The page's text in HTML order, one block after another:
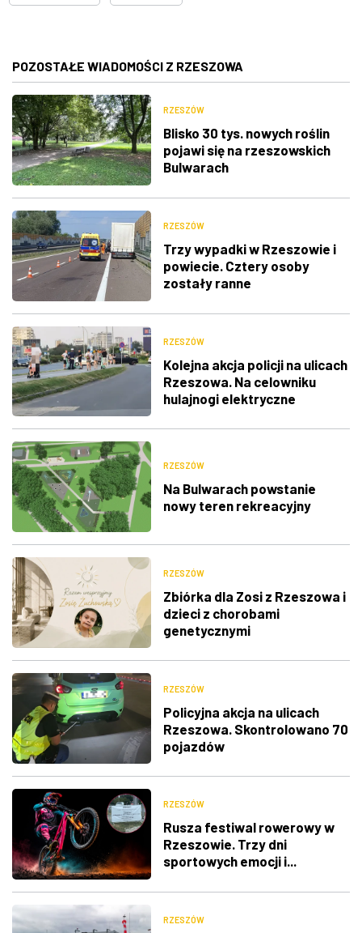
POZOSTAŁE WIADOMOŚCI Z RZESZOWA
RZESZÓW
Blisko 30 tys. nowych roślin
pojawi się na rzeszowskich
Bulwarach
RZESZÓW
Trzy wypadki w Rzeszowie i
powiecie. Cztery osoby
zostały ranne
RZESZÓW
Kolejna akcja policji na ulicach
Rzeszowa. Na celowniku
hulajnogi elektryczne
RZESZÓW
Na Bulwarach powstanie
nowy teren rekreacyjny
RZESZÓW
Zbiórka dla Zosi z Rzeszowa i
dzieci z chorobami
genetycznymi
RZESZÓW
Policyjna akcja na ulicach
Rzeszowa. Skontrolowano 70
pojazdów
RZESZÓW
Rusza festiwal rowerowy w
Rzeszowie. Trzy dni
sportowych emocji i...
RZESZÓW